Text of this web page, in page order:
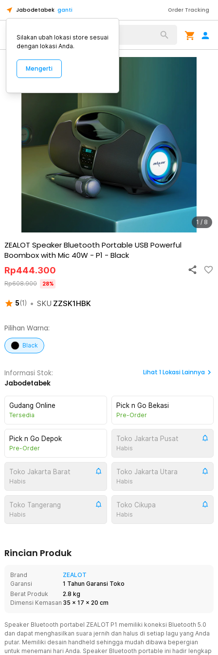
Jabodetabek ganti Order Tracking
Alat Kopi
1 / 8
ZEALOT Speaker Bluetooth Portable USB Powerful
Boombox with Mic 40W - P1 - Black
5(1 ) • SKU ZZSK1HBK
Rp444.300
Rp608.900 28%
Pilihan Warna:
Black
Informasi Stok:
Jabodetabek
Lihat 1Lokasi Lainnya
Gudang Online
Tersedia
Pick n Go Bekasi
Pre-Order
Pick n Go Depok
Pre-Order
Toko Jakarta Pusat
Habis
Toko Jakarta Barat
Habis
Toko Jakarta Utara
Habis
Toko Tangerang
Habis
Toko Cikupa
Habis
Rincian Produk
Brand
ZEALOT
Garansi
1 Tahun Garansi Toko
Berat Produk
2.8 kg
Dimensi Kemasan 35 x 17 x 20 cm
Speaker Bluetooth portabel ZEALOT P1 memiliki koneksi Bluetooth 5.0
dan dapat menghasilkan suara jernih dan halus di setiap lagu yang Anda
putar. Memiliki desain handheld sehingga mudah dibawa bepergian
untuk menemani hari Anda. Speaker Bluetooth portable ini hadir lengkap
Silakan ubah lokasi store sesuai
dengan lokasi Anda.
Mengerti